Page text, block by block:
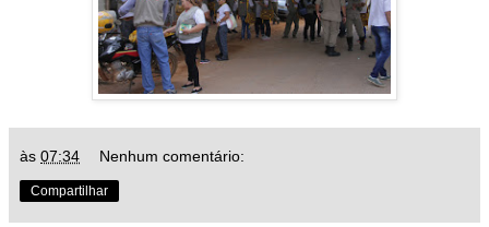
às 07:34 Nenhum comentário:
Compartilhar